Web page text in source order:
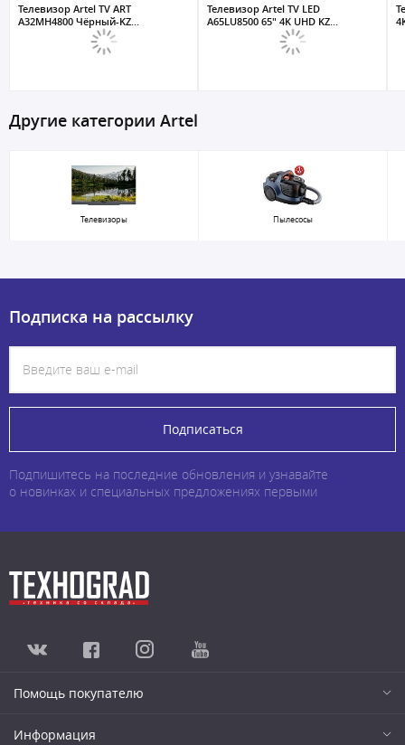
Телевизор Artel TV ART
A32MH4800 Чёрный-KZ...
Телевизор Artel TV LED
A65LU8500 65" 4K UHD KZ...
Другие категории Artel
Телевизоры Пылесосы
Подписка на рассылку
Подписаться
Подпишитесь на последние обновления и узнавайте
о новинках и специальных предложениях первыми
Помощь покупателю
Информация